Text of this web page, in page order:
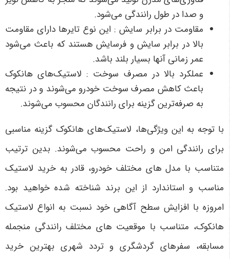
و صدا در طول رانندگی می‌شود.
مقاومت در برابر سایش : این نوع تایرها دارای مقاومت
بالا در برابر سایش و فرسایش هستند که باعث می‌شود
عمر زمانی آنها بسیار بلند باشد.
عملکرد بالا در مصرف سوخت : لاستیک‌های هانکوک
باعث کاهش مصرف سوخت خودرو می‌شوند و در نتیجه
به صرفه‌ترین گزینه برای رانندگان محسوب می‌شوند.
با توجه به این ویژگی‌ها، لاستیک‌های هانکوک گزینه مناسبی
برای رانندگی امن و راحت محسوب می‌شوند.بدین ترتیب
متناسب با مدل های مختلف خودرو، قادر به خرید لاستیک
مناسب و استاندارد از این برند شناخته شده خواهید بود.
امروزه با افزایش سطح آگاهی خود نسبت به انواع لاستیک
هانکوک، متناسب با موقعیت های مختلف رانندگی منجمله
مسابقه، سفرهای گردشگری و تردد شهری بهترین خرید